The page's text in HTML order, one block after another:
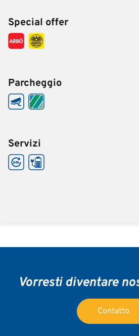
Special offer
Parcheggio
Servizi
Vorresti diventare
Contatto